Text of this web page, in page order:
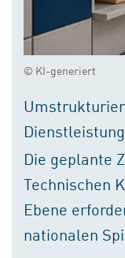
© KI-generiert
Die geplante
Technischen
Ebene
nationalen